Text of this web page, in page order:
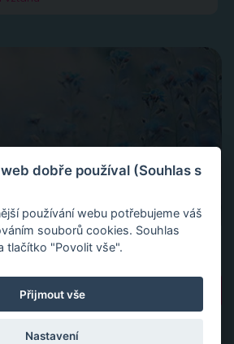
dobře používal (Souhlas s
používání webu potřebujeme váš
souborů cookies. Souhlas
tlačítko "Povolit vše".
Přijmout vše
Nastavení